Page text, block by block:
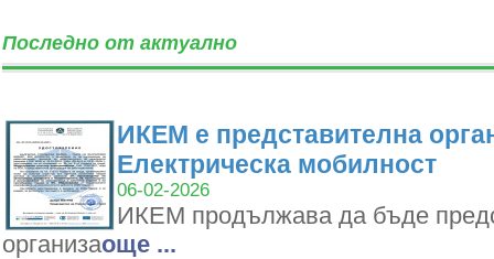
Последно от актуално
ИКЕМ е представителна
Електрическа мобилност
06-02-2026
ИКЕМ продължава да бъде
организаoще ...